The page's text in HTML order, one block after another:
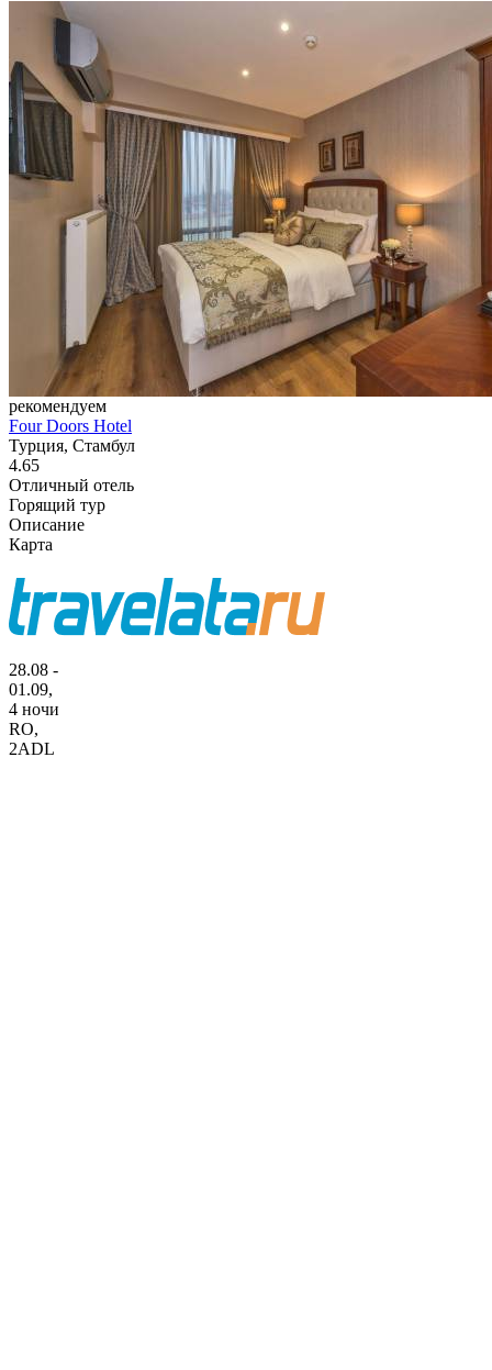
рекомендуем
Four Doors Hotel
Турция, Стамбул
4.65
Отличный отель
Горящий тур
Описание
Карта
28.08 -
01.09,
4 ночи
RO,
2ADL